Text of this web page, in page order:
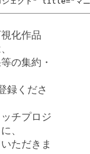
化作品
の集約・
録くださ
チプロジ
、
ただきま